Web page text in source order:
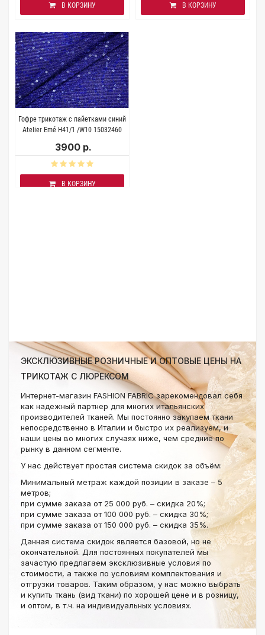
В КОРЗИНУ В КОРЗИНУ
Гофре трикотаж с пайетками синий
Atelier Emé Н41/1 /W10 15032460
3900 р.
В КОРЗИНУ
ЭКСКЛЮЗИВНЫЕ РОЗНИЧНЫЕ И ОПТОВЫЕ ЦЕНЫ НА
ТРИКОТАЖ С ЛЮРЕКСОМ
Интернет-магазин FASHION FABRIC зарекомендовал себя
как надежный партнер для многих итальянских
производителей тканей. Мы постоянно закупаем ткани
непосредственно в Италии и быстро их реализуем, и
наши цены во многих случаях ниже, чем средние по
рынку в данном сегменте.
У нас действует простая система скидок за объём:
Минимальный метраж каждой позиции в заказе – 5
метров;
при сумме заказа от 25 000 руб. – скидка 20%;
при сумме заказа от 100 000 руб. – скидка 30%;
при сумме заказа от 150 000 руб. – скидка 35%.
Данная система скидок является базовой, но не
окончательной. Для постоянных покупателей мы
зачастую предлагаем эксклюзивные условия по
стоимости, а также по условиям комплектования и
отгрузки товаров. Таким образом, у нас можно выбрать
и купить ткань (вид ткани) по хорошей цене и в розницу,
и оптом, в т.ч. на индивидуальных условиях.